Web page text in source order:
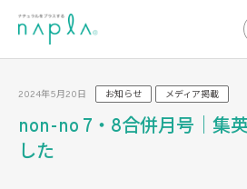
2024年5月20日 お知らせ メディア掲載
non-no 7・8合併月号｜集
した